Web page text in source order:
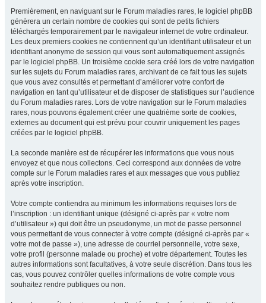
Premièrement, en naviguant sur le Forum maladies rares, le logiciel phpBB
génèrera un certain nombre de cookies qui sont de petits fichiers
téléchargés temporairement par le navigateur internet de votre ordinateur.
Les deux premiers cookies ne contiennent qu’un identifiant utilisateur et un
identifiant anonyme de session qui vous sont automatiquement assignés
par le logiciel phpBB. Un troisième cookie sera créé lors de votre navigation
sur les sujets du Forum maladies rares, archivant de ce fait tous les sujets
que vous avez consultés et permettant d’améliorer votre confort de
navigation en tant qu’utilisateur et de disposer de statistiques sur l’audience
du Forum maladies rares. Lors de votre navigation sur le Forum maladies
rares, nous pouvons également créer une quatrième sorte de cookies,
externes au document qui est prévu pour couvrir uniquement les pages
créées par le logiciel phpBB.
La seconde manière est de récupérer les informations que vous nous
envoyez et que nous collectons. Ceci correspond aux données de votre
compte sur le Forum maladies rares et aux messages que vous publiez
après votre inscription.
Votre compte contiendra au minimum les informations requises lors de
l’inscription : un identifiant unique (désigné ci-après par « votre nom
d’utilisateur ») qui doit être un pseudonyme, un mot de passe personnel
vous permettant de vous connecter à votre compte (désigné ci-après par «
votre mot de passe »), une adresse de courriel personnelle, votre sexe,
votre profil (personne malade ou proche) et votre département. Toutes les
autres informations sont facultatives, à votre seule discrétion. Dans tous les
cas, vous pouvez contrôler quelles informations de votre compte vous
souhaitez rendre publiques ou non.